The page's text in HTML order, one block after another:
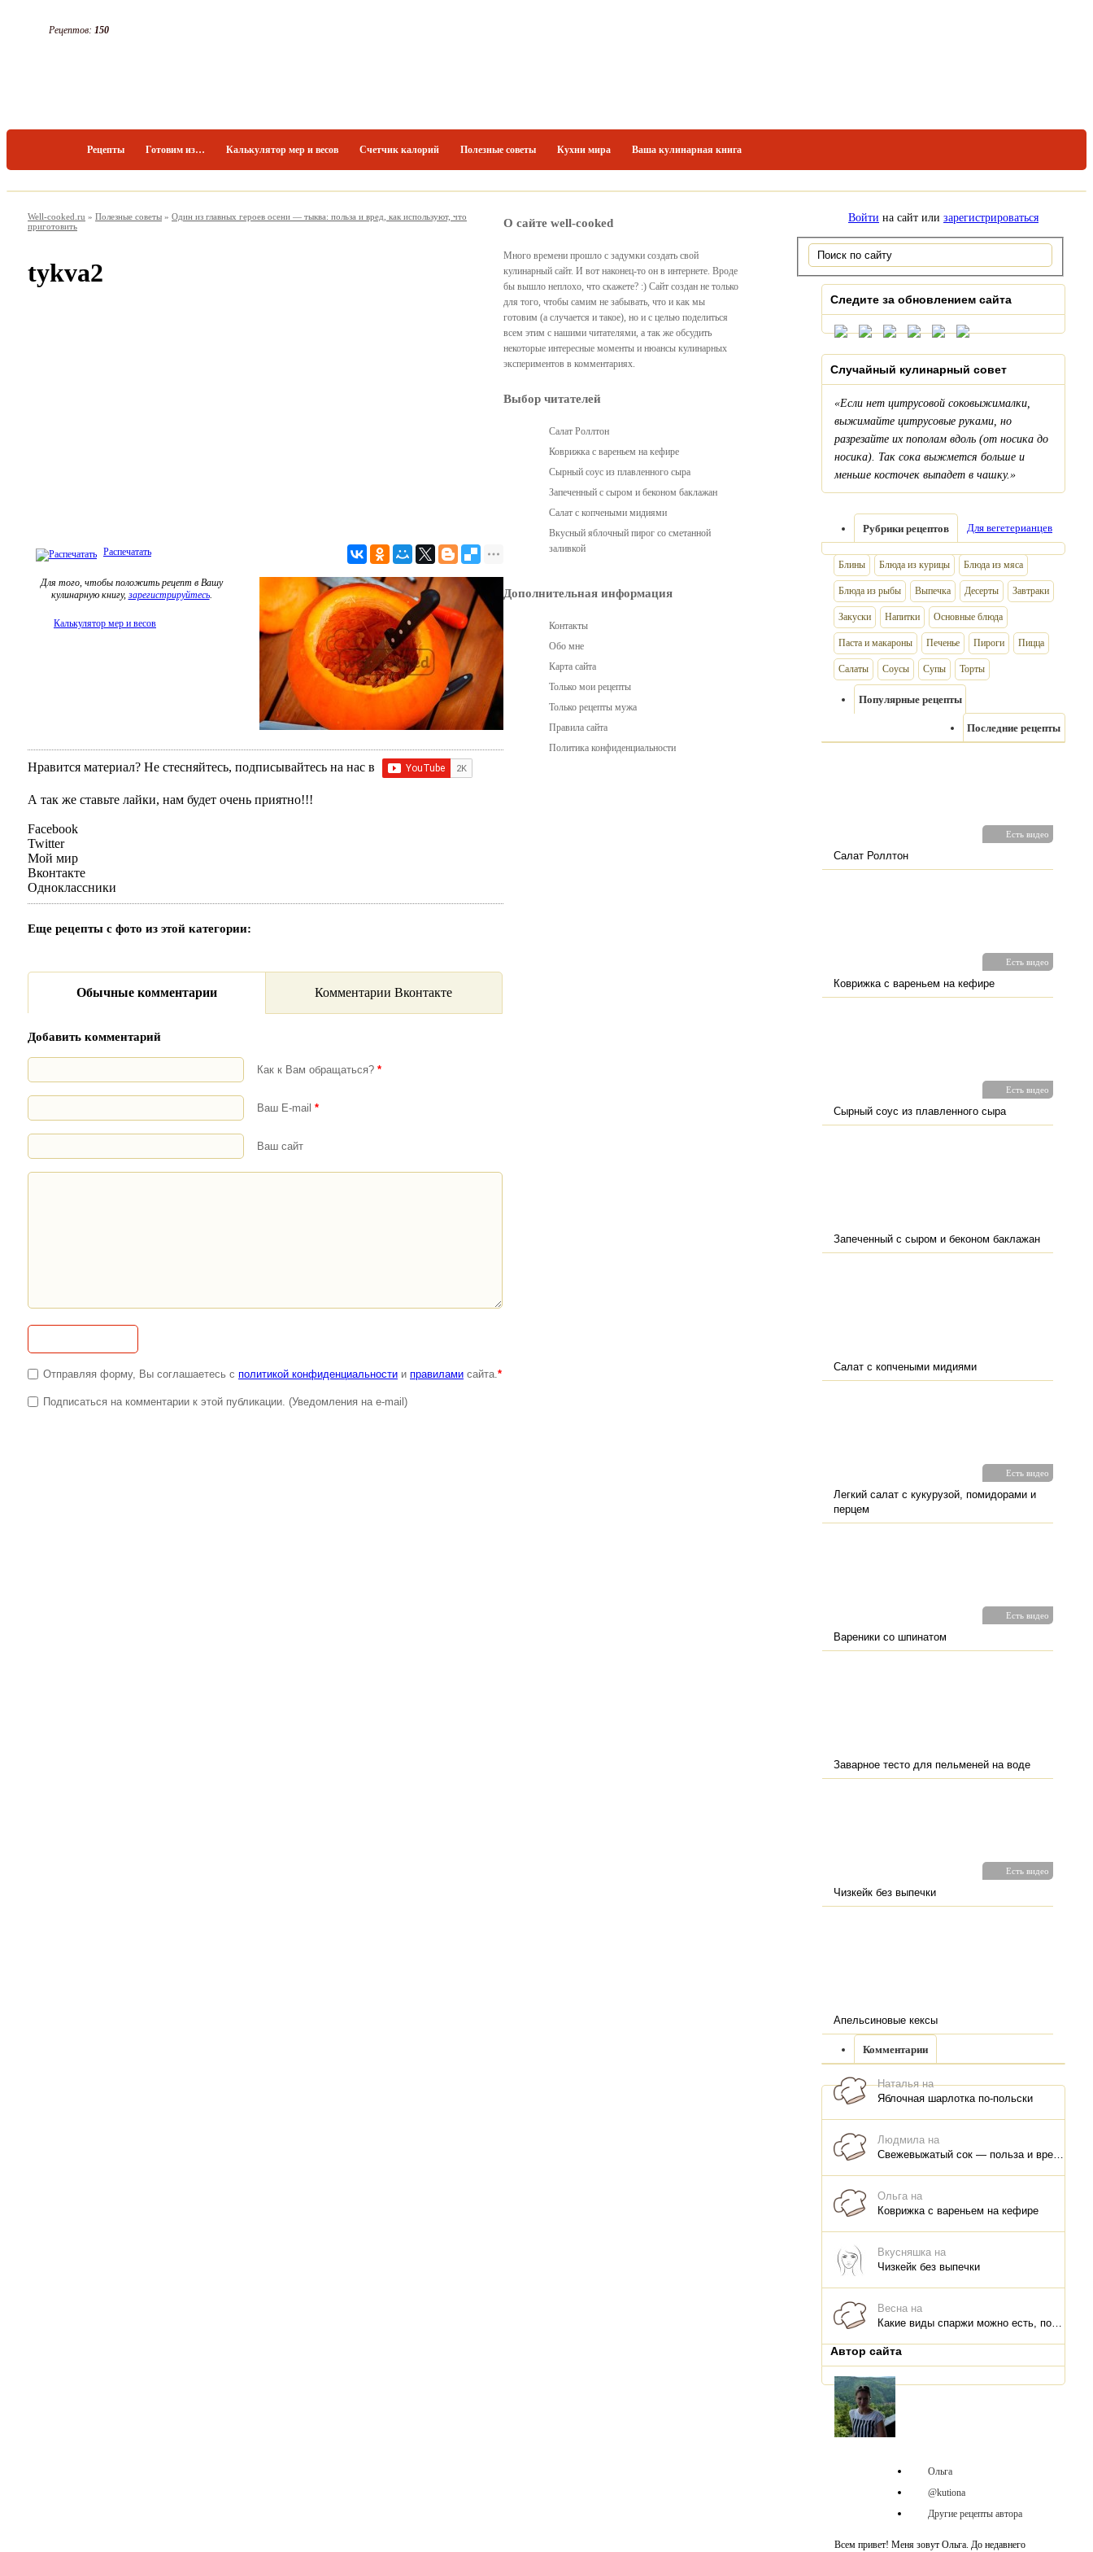
Рецептов: 150
Рецепты Готовим из… Калькулятор мер и весов Счетчик калорий Полезные советы Кухни мира Ваша кулинарная книга
Well-cooked.ru » Полезные советы » Один из главных героев осени — тыква: польза и вред, как используют, что
приготовить
tykva2
Распечатать
Для того, чтобы положить рецепт в Вашу
кулинарную книгу, зарегистрируйтесь.
Калькулятор мер и весов
Нравится материал? Не стесняйтесь, подписывайтесь на нас в
А так же ставьте лайки, нам будет очень приятно!!!
Facebook
Twitter
Мой мир
Вконтакте
Одноклассники
Еще рецепты с фото из этой категории:
Обычные комментарии Комментарии Вконтакте
Добавить комментарий
Как к Вам обращаться? *
Ваш E-mail *
Ваш сайт
Отправляя форму, Вы соглашаетесь с политикой конфиденциальности и правилами сайта. *
Подписаться на комментарии к этой публикации. (Уведомления на e-mail)
Войти на сайт или зарегистрироваться
Следите за обновлением сайта
Случайный кулинарный совет
«Если нет цитрусовой соковыжималки,
выжимайте цитрусовые руками, но
разрезайте их пополам вдоль (от носика до
носика). Так сока выжмется больше и
меньше косточек выпадет в чашку.»
Рубрики рецептов Для вегетерианцев
Блины Блюда из курицы Блюда из мяса
Блюда из рыбы Выпечка Десерты Завтраки
Закуски Напитки Основные блюда
Паста и макароны Печенье Пироги Пицца
Салаты Соусы Супы Торты
Популярные рецепты
Последние рецепты
Есть видео
Салат Роллтон
Есть видео
Коврижка с вареньем на кефире
Есть видео
Сырный соус из плавленного сыра
Запеченный с сыром и беконом баклажан
Салат с копчеными мидиями
Есть видео
Легкий салат с кукурузой, помидорами и
перцем
Есть видео
Вареники со шпинатом
Заварное тесто для пельменей на воде
Есть видео
Чизкейк без выпечки
Апельсиновые кексы
Комментарии
Наталья на
Яблочная шарлотка по-польски
Людмила на
Свежевыжатый сок — польза и вред, как правильно пить, как хранить
Ольга на
Коврижка с вареньем на кефире
Вкусняшка на
Чизкейк без выпечки
Весна на
Какие виды спаржи можно есть, польза для организма, что и как приготовить
Автор сайта
Ольга
@kutiona
Другие рецепты автора
Всем привет! Меня зовут Ольга. До недавнего
О сайте well-cooked
Много времени прошло с задумки создать свой
кулинарный сайт. И вот наконец-то он в интернете. Вроде
бы вышло неплохо, что скажете? :) Сайт создан не только
для того, чтобы самим не забывать, что и как мы
готовим (а случается и такое), но и с целью поделиться
всем этим с нашими читателями, а так же обсудить
некоторые интересные моменты и нюансы кулинарных
экспериментов в комментариях.
Выбор читателей
Салат Роллтон
Коврижка с вареньем на кефире
Сырный соус из плавленного сыра
Запеченный с сыром и беконом баклажан
Салат с копчеными мидиями
Вкусный яблочный пирог со сметанной
заливкой
Дополнительная информация
Контакты
Обо мне
Карта сайта
Только мои рецепты
Только рецепты мужа
Правила сайта
Политика конфиденциальности